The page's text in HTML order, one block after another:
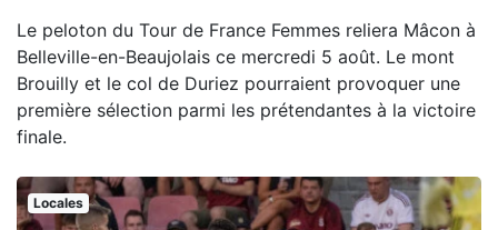
Le peloton du Tour de France Femmes reliera Mâcon à
Belleville-en-Beaujolais ce mercredi 5 août. Le mont
Brouilly et le col de Duriez pourraient provoquer une
première sélection parmi les prétendantes à la victoire
finale.
Locales